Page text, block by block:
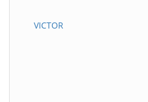
VICTOR